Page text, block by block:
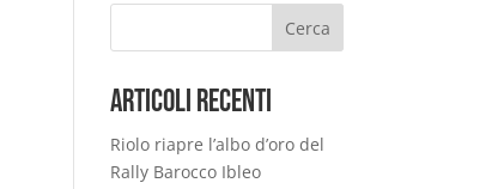
Cerca
Articoli Recenti
Riolo riapre l’albo d’oro del
Rally Barocco Ibleo